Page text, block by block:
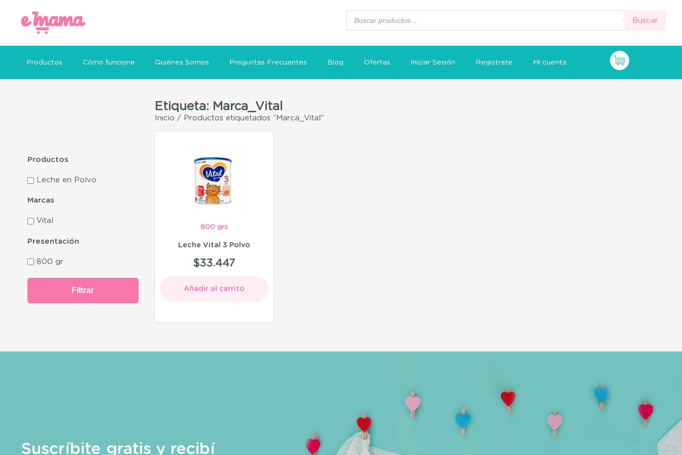
Buscar
Productos Cómo funciona Quiénes Somos Preguntas Frecuentes Blog Ofertas Iniciar Sesión Registrate Mi cuenta
Productos
Leche en Polvo
Marcas
Vital
Presentación
800 gr
Filtrar
Etiqueta: Marca_Vital
Inicio / Productos etiquetados “Marca_Vital”
800 grs
Leche Vital 3 Polvo
$33.447
Añadir al carrito
Suscríbite gratis y recibí